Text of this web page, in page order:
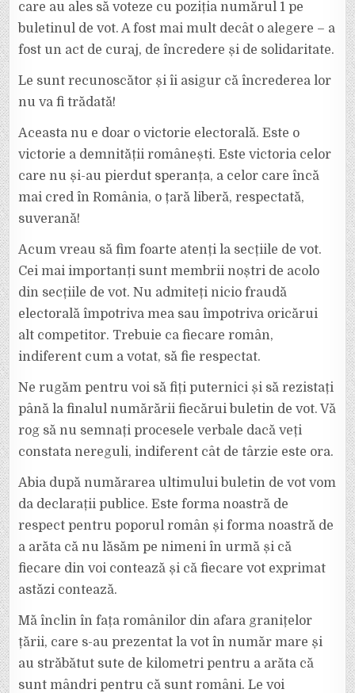
care au ales să voteze cu poziția numărul 1 pe
buletinul de vot. A fost mai mult decât o alegere – a
fost un act de curaj, de încredere și de solidaritate.
Le sunt recunoscător și îi asigur că încrederea lor
nu va fi trădată!
Aceasta nu e doar o victorie electorală. Este o
victorie a demnității românești. Este victoria celor
care nu și-au pierdut speranța, a celor care încă
mai cred în România, o țară liberă, respectată,
suverană!
Acum vreau să fim foarte atenți la secțiile de vot.
Cei mai importanți sunt membrii noștri de acolo
din secțiile de vot. Nu admiteți nicio fraudă
electorală împotriva mea sau împotriva oricărui
alt competitor. Trebuie ca fiecare român,
indiferent cum a votat, să fie respectat.
Ne rugăm pentru voi să fiți puternici și să rezistați
până la finalul numărării fiecărui buletin de vot. Vă
rog să nu semnați procesele verbale dacă veți
constata nereguli, indiferent cât de târzie este ora.
Abia după numărarea ultimului buletin de vot vom
da declarații publice. Este forma noastră de
respect pentru poporul român și forma noastră de
a arăta că nu lăsăm pe nimeni în urmă și că
fiecare din voi contează și că fiecare vot exprimat
astăzi contează.
Mă înclin în fața românilor din afara granițelor
țării, care s-au prezentat la vot în număr mare și
au străbătut sute de kilometri pentru a arăta că
sunt mândri pentru că sunt români. Le voi